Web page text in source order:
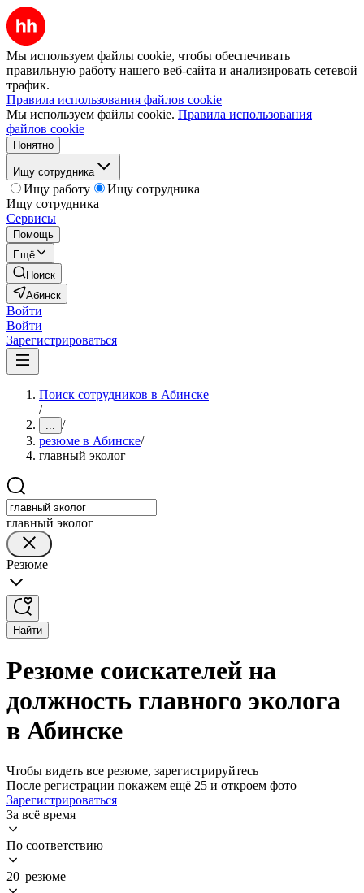
Мы используем файлы cookie, чтобы обеспечивать
правильную работу нашего веб-сайта и анализировать сетевой
трафик.
Правила использования файлов cookie
Мы используем файлы cookie. Правила использования
файлов cookie
Понятно
Ищу сотрудника
Ищу работу
Ищу сотрудника
Ищу сотрудника
Сервисы
Помощь
Ещё
Поиск
Абинск
Войти
Войти
Зарегистрироваться
Поиск сотрудников в Абинске
/
... /
резюме в Абинске/
главный эколог
главный эколог
Резюме
Найти
Резюме соискателей на
должность главного эколога
в Абинске
Чтобы видеть все резюме, зарегистрируйтесь
После регистрации покажем ещё 25 и откроем фото
Зарегистрироваться
За всё время
По соответствию
20 резюме